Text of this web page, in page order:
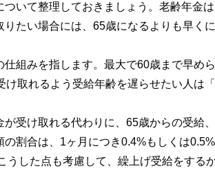
いて整理しておきましょう。老齢年金
たい場合には、65歳になるよりも早くに
組みを指します。最大で60歳まで早め
取れるよう受給年齢を遅らせたい人は
受け取れる代わりに、65歳からの受給
割合は、1ヶ月につき0.4%もしくは
うした点も考慮して、繰上げ受給をする